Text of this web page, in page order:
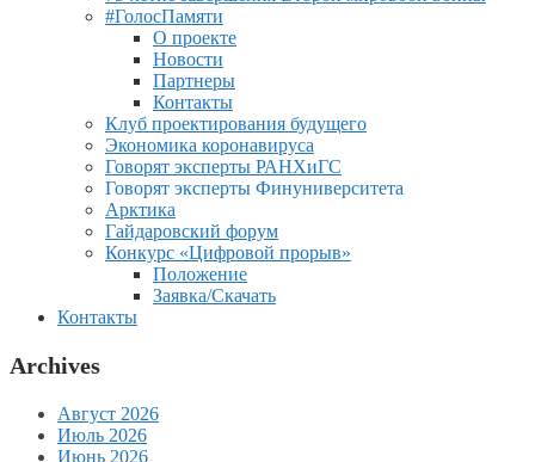
#ГолосПамяти
О проекте
Новости
Партнеры
Контакты
Клуб проектирования будущего
Экономика коронавируса
Говорят эксперты РАНХиГС
Говорят эксперты Финуниверситета
Арктика
Гайдаровский форум
Конкурс «Цифровой прорыв»
Положение
Заявка/Скачать
Контакты
Archives
Август 2026
Июль 2026
Июнь 2026